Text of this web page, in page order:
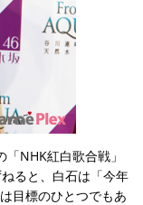
NHK紅白歌合戦」
ると、白石は「今年
目標のひとつでもあ